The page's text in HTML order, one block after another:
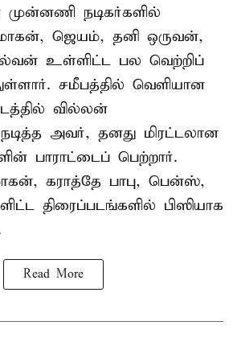
முன்னணி நடிகர்களில்
ஜெயம், தனி ஒருவன்,
உள்ளிட்ட பல வெற்றிப்
சமீபத்தில் வெளியான
வில்லன்
நடித்த அவர், தனது மிரட்டலான
பாராட்டைப் பெற்றார்.
கராத்தே பாபு, பென்ஸ்,
திரைப்படங்களில் பிஸியாக
Read More